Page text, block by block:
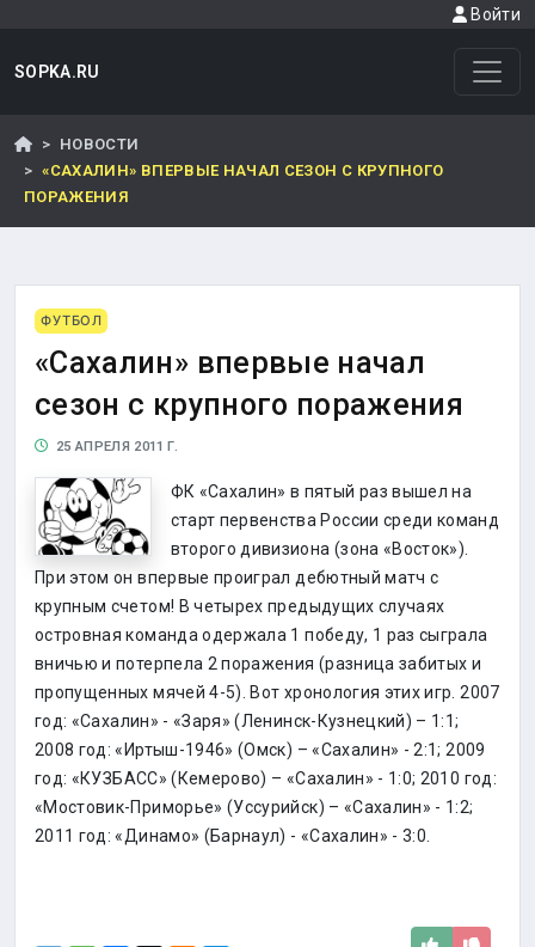
Войти
SOPKA.RU
НОВОСТИ
«САХАЛИН» ВПЕРВЫЕ НАЧАЛ СЕЗОН С КРУПНОГО
ПОРАЖЕНИЯ
ФУТБОЛ
«Сахалин» впервые начал
сезон с крупного поражения
25 АПРЕЛЯ 2011 Г.
ФК «Сахалин» в пятый раз вышел на
старт первенства России среди команд
второго дивизиона (зона «Восток»).
При этом он впервые проиграл дебютный матч с
крупным счетом! В четырех предыдущих случаях
островная команда одержала 1 победу, 1 раз сыграла
вничью и потерпела 2 поражения (разница забитых и
пропущенных мячей 4-5). Вот хронология этих игр. 2007
год: «Сахалин» - «Заря» (Ленинск-Кузнецкий) – 1:1;
2008 год: «Иртыш-1946» (Омск) – «Сахалин» - 2:1; 2009
год: «КУЗБАСС» (Кемерово) – «Сахалин» - 1:0; 2010 год:
«Мостовик-Приморье» (Уссурийск) – «Сахалин» - 1:2;
2011 год: «Динамо» (Барнаул) - «Сахалин» - 3:0.